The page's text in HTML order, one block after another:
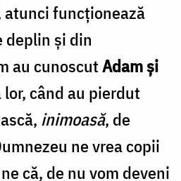
atunci funcționează
deplin și din
au cunoscutAdam și
când au pierdut
inimoasă, de
ne vrea copii
că, de nu vom deveni